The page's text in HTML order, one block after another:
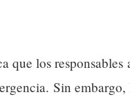
que los
Sin